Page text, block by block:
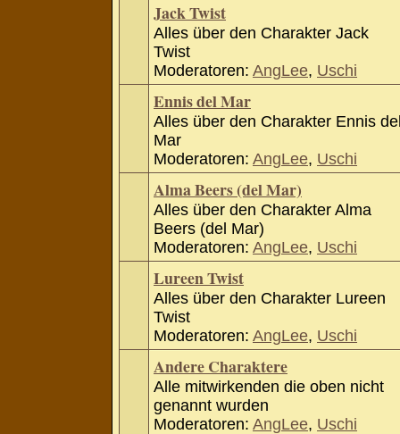
Jack Twist
Alles über den Charakter Jack
Twist
Moderatoren: AngLee, Uschi
Ennis del Mar
Alles über den Charakter Ennis
Mar
Moderatoren: AngLee, Uschi
Alma Beers (del Mar)
Alles über den Charakter Alma
Beers (del Mar)
Moderatoren: AngLee, Uschi
Lureen Twist
Alles über den Charakter Lureen
Twist
Moderatoren: AngLee, Uschi
Andere Charaktere
Alle mitwirkenden die oben nicht
genannt wurden
Moderatoren: AngLee, Uschi